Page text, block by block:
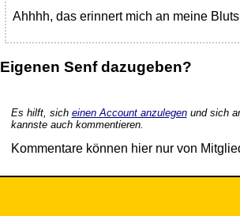
Ahhhh, das erinnert mich an meine
Eigenen Senf dazugeben?
Es hilft, sich einen Account anzulegenund sich
kannste auch kommentieren.
Kommentare können hier nur von